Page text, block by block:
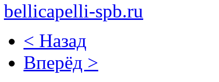
bellicapelli-spb.ru
< Назад
Вперёд >